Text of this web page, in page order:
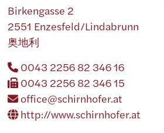
Birkengasse 2
2551 Enzesfeld/Lindabrunn
奥地利
0043 2256 82 346 16
0043 2256 82 346 15
office@schirnhofer.at
http://www.schirnhofer.at